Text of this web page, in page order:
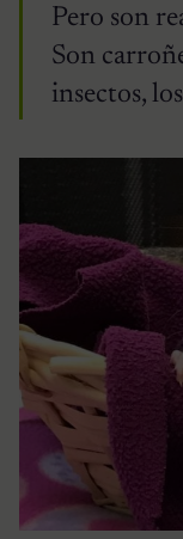
Pero son
Son
insectos,